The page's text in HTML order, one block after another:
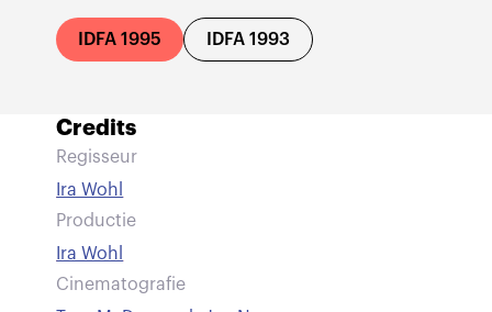
IDFA 1995 IDFA 1993
Credits
Regisseur
Ira Wohl
Productie
Ira Wohl
Cinematografie